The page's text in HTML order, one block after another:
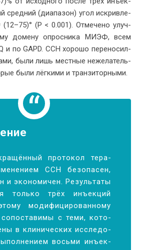
сред­ний (диа­па­зон) угол ис­крив­ле­
(12–75)° (P < 0.001). От­ме­че­но улуч­
до­ме­ну опрос­ни­ка МИЭФ, всем
и по GAPD. CCH хо­ро­шо пе­ре­но­сил­
бы­ли лишь мест­ные неже­ла­тель­
бы­ли лёг­ки­ми и тран­зи­торными.
про­то­кол те­ра­
CCH без­опа­сен,
и эко­но­ми­чен. Ре­зуль­та­ты
толь­ко трёх инъ­ек­ций
мо­ди­фи­ци­ро­ван­но­му
со­по­ста­ви­мы с те­ми, ко­то­
в кли­ни­че­ских ис­сле­до­
вось­ми инъ­ек­